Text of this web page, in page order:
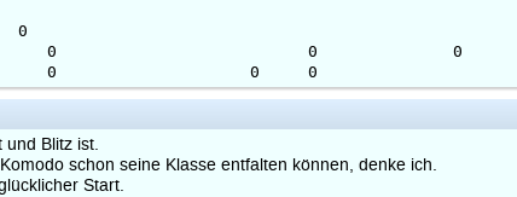
2286 0.0 3
3012 0.0 3
2302 0.0 3
und Blitz ist.
schon seine Klasse entfalten können, denke ich.
Start.